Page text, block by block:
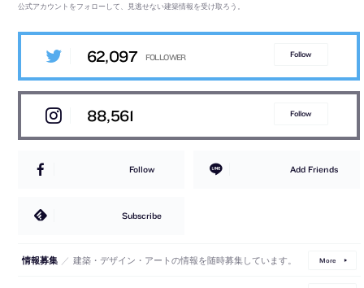
公式アカウントをフォローして、見逃せない建築情報を受け取ろう。
62,097 Follow
88,561 Follow
Follow Add Friends
Subscribe
情報募集 ／ 建築・デザイン・アートの情報を随時募集しています。 More